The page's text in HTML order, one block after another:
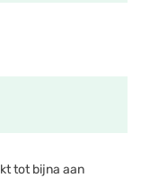
tot bijna aan